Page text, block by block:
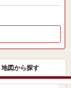
地図から探す